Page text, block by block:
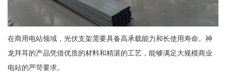
在商用电站领域，光伏支架需要具备高承载能力和长使用寿命。神
龙拜耳的产品凭借优质的材料和精湛的工艺，能够满足大规模商业
电站的严苛要求。